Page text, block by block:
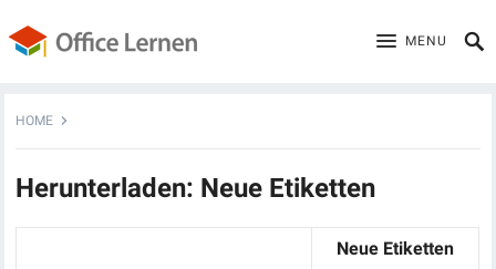
MENU
HOME
Herunterladen: Neue Etiketten
Neue Etiketten